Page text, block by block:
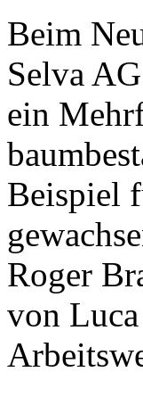
Beim
Selva
ein
Beispiel
Roger
von